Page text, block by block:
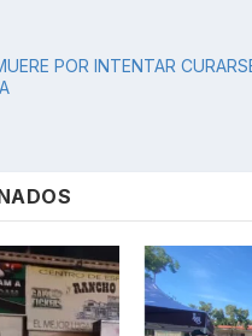
POR INTENTAR